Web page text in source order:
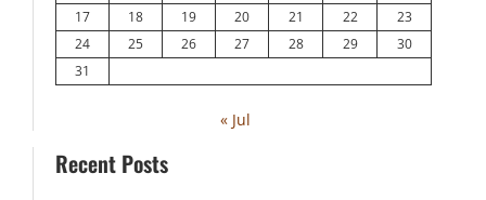
17
18 19 20 21 22
23
24
25 26 27 28 29
30
31
« Jul
Recent Posts